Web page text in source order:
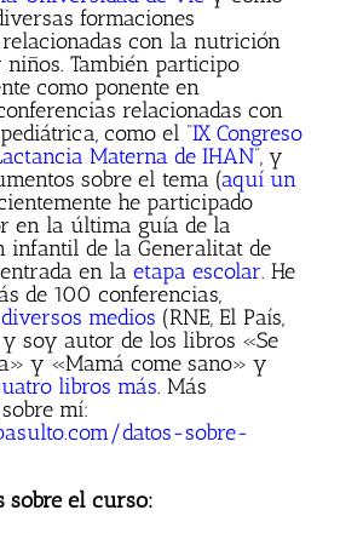
formaciones
con la nutrición
También participo
como ponente en
relacionadas con
como el “IX Congreso
Materna de IHAN”, y
sobre el tema (aquí un
he participado
en la última guía de la
infantil de la Generalitat de
en la etapa escolar. He
de 100 conferencias,
diversos medios (RNE, El País,
y soy autor de los libros «Se
y «Mamá come sano» y
libros más. Más
mí:
datos-sobre-
sobre el curso: